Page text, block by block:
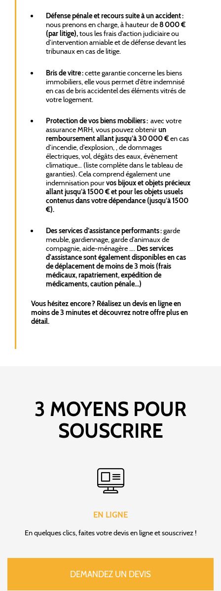
Défense pénale et recours suite à un accident :
nous prenons en charge, à hauteur de8 000 €
(par litige),tous les frais d’action judiciaire ou
d’intervention amiable et de défense devant les
tribunaux en cas de litige.
Bris de vitre :cette garantie concerne les biens
immobiliers, elle vous permet d’être indemnisé
en cas de bris accidentel des éléments vitrés de
votre logement.
Protection de vos biens mobiliers : avec votre
assurance MRH, vous pouvez obtenirun
remboursement allant jusqu’à 30 000 €en cas
d’incendie, d’explosion, , de dommages
électriques, vol, dégâts des eaux, évènement
climatique… (liste complète dans le tableau de
garanties). Cela comprend également une
indemnisation pourvos bijoux et objets précieux
allant jusqu’à 1500 € et pour les objets usuels
contenus dans votre dépendance (jusqu’à 1500
€).
Des services d’assistance performants :garde
meuble, gardiennage, garde d’animaux de
compagnie, aide-ménagère …. Des services
d'assistance sont également disponibles en cas
de déplacement de moins de 3 mois (frais
médicaux, rapatriement, expédition de
médicaments, caution pénale...)
Vous hésitez encore ? Réalisez un devis en ligne en
moins de 3 minutes et découvrez notre offre plus en
détail.
3 MOYENS POUR
SOUSCRIRE
EN LIGNE
En quelques clics, faites votre devis en ligne et souscrivez !
DEMANDEZ UN DEVIS